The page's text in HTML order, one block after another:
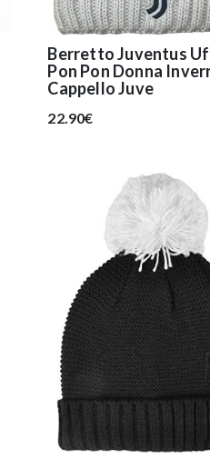
Berretto Juventus
Pon Pon Donna
Cappello Juve
22.90€